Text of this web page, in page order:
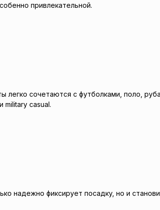
привлекательной.
сочетаются с футболками, поло,
military casual.
надежно фиксирует посадку, но и